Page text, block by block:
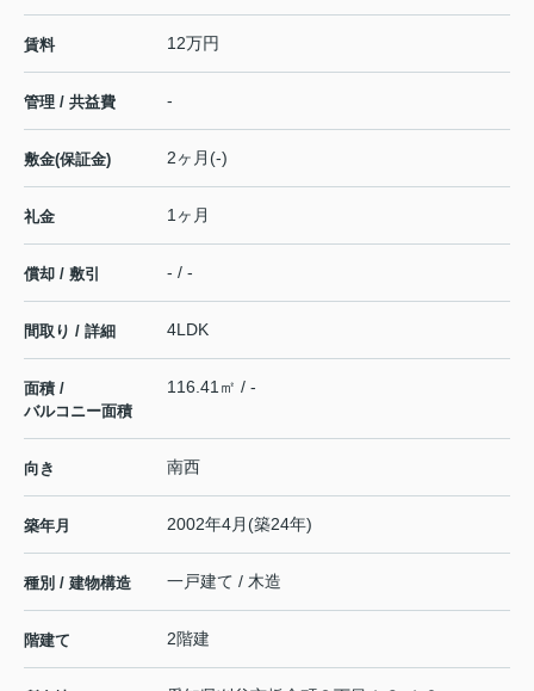
賃料 12万円
管理 / 共益費 -
敷金(保証金) 2ヶ月(-)
礼金 1ヶ月
償却 / 敷引 - / -
間取り / 詳細 4LDK
面積 /
バルコニー面積
116.41㎡ / -
向き 南西
築年月 2002年4月(築24年)
種別 / 建物構造 一戸建て / 木造
階建て 2階建